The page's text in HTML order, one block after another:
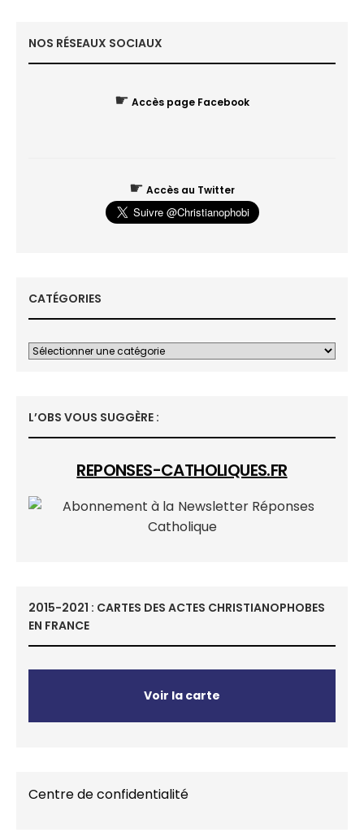
NOS RÉSEAUX SOCIAUX
☛ Accès page Facebook
☛ Accès au Twitter
CATÉGORIES
L’OBS VOUS SUGGÈRE :
REPONSES-CATHOLIQUES.FR
2015-2021 : CARTES DES ACTES CHRISTIANOPHOBES
EN FRANCE
Voir la carte
Centre de confidentialité